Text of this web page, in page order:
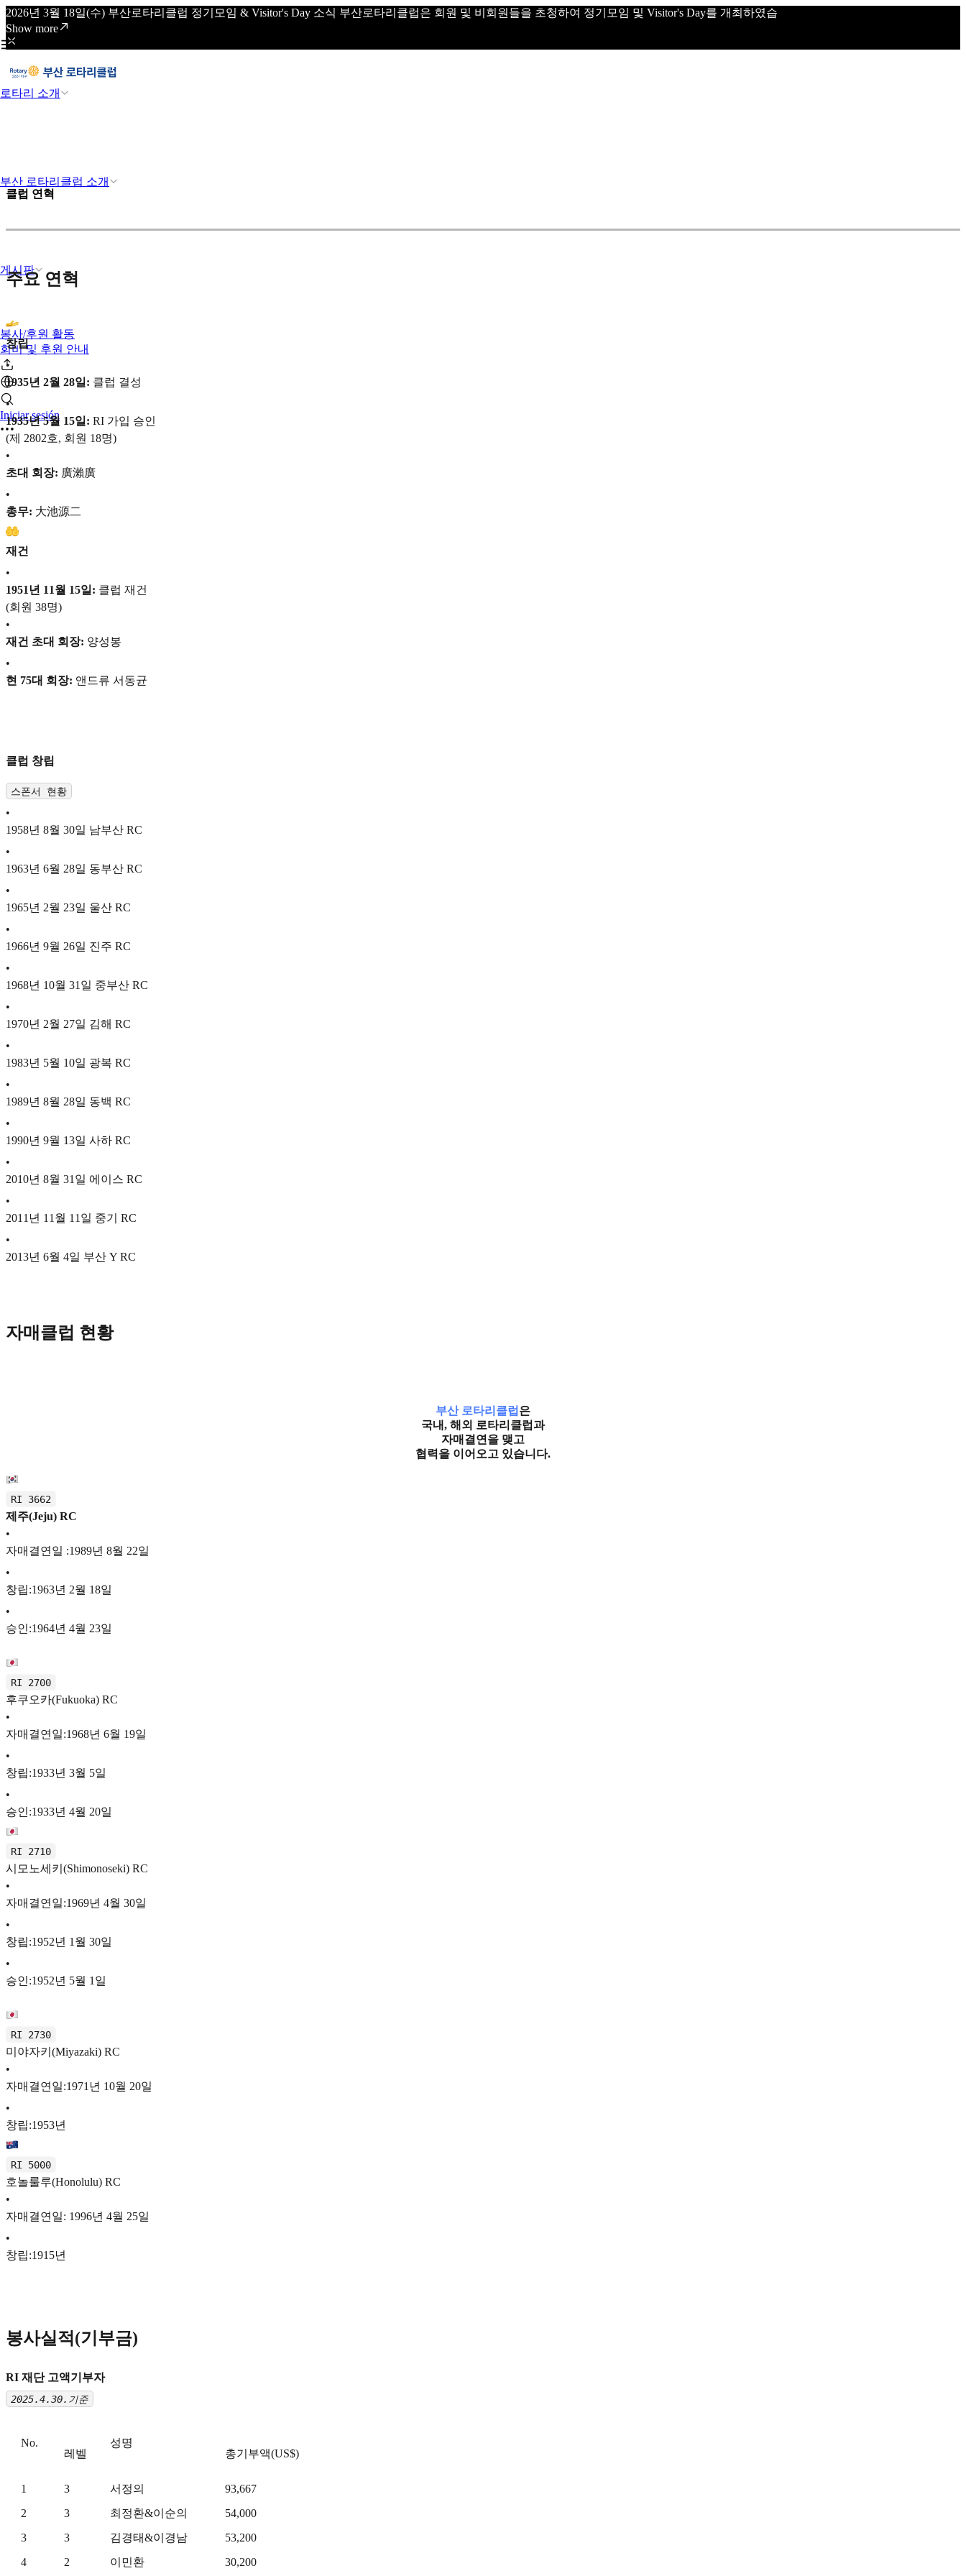
2026년 3월 18일(수) 부산로타리클럽 정기모임 & Visitor's Day 소식 부산로타리클럽은 회원 및 비회원들을 초청하여 정기모임 및 Visitor's Day를 개최하였습
Show more
로타리 소개
부산 로타리클럽 소개
게시판
봉사/후원 활동
회비 및 후원 안내
Iniciar sesión
클럽 연혁
주요 연혁
창립
•
1935년 2월 28일: 클럽 결성
•
1935년 5월 15일: RI 가입 승인
(제 2802호, 회원 18명)
•
초대 회장: 廣瀨廣
•
총무: 大池源二
재건
•
1951년 11월 15일: 클럽 재건
(회원 38명)
•
재건 초대 회장: 양성봉
•
현 75대 회장: 앤드류 서동균
클럽 창립
스폰서 현황
•
1958년 8월 30일 남부산 RC
•
1963년 6월 28일 동부산 RC
•
1965년 2월 23일 울산 RC
•
1966년 9월 26일 진주 RC
•
1968년 10월 31일 중부산 RC
•
1970년 2월 27일 김해 RC
•
1983년 5월 10일 광복 RC
•
1989년 8월 28일 동백 RC
•
1990년 9월 13일 사하 RC
•
2010년 8월 31일 에이스 RC
•
2011년 11월 11일 중기 RC
•
2013년 6월 4일 부산 Y RC
자매클럽 현황
부산 로타리클럽 은
국내, 해외 로타리클럽과
자매결연을 맺고
협력을 이어오고 있습니다.
RI 3662
제주(Jeju) RC
•
자매결연일 :1989년 8월 22일
•
창립:1963년 2월 18일
•
승인:1964년 4월 23일
RI 2700
후쿠오카(Fukuoka) RC
•
자매결연일:1968년 6월 19일
•
창립:1933년 3월 5일
•
승인:1933년 4월 20일
RI 2710
시모노세키(Shimonoseki) RC
•
자매결연일:1969년 4월 30일
•
창립:1952년 1월 30일
•
승인:1952년 5월 1일
RI 2730
미야자키(Miyazaki) RC
•
자매결연일:1971년 10월 20일
•
창립:1953년
RI 5000
호놀룰루(Honolulu) RC
•
자매결연일: 1996년 4월 25일
•
창립:1915년
봉사실적(기부금)
RI 재단 고액기부자
2025.4.30.기준
No.
레벨
성명
총기부액(US$)
1 3 서정의
93,667
2
3 최정환&이순의
54,000
3
3 김경태&이경남
53,200
4
2 이민환 30,200